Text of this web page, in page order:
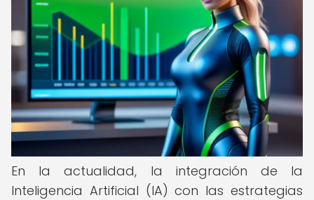
En la actualidad, la integración de la
Inteligencia Artificial (IA) con las estrategias